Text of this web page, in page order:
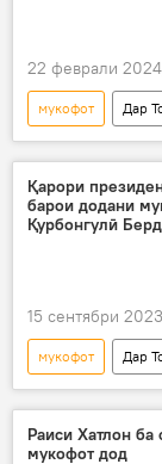
22 феврали
мукофот Дар
Эмомалӣ Раҳмон
Қарори
барои додани
Қурбонгулӣ
15 сентябри
мукофот Дар
Осиёи Марказӣ
Қурбонгулӣ
Раиси Хатлон
мукофот дод